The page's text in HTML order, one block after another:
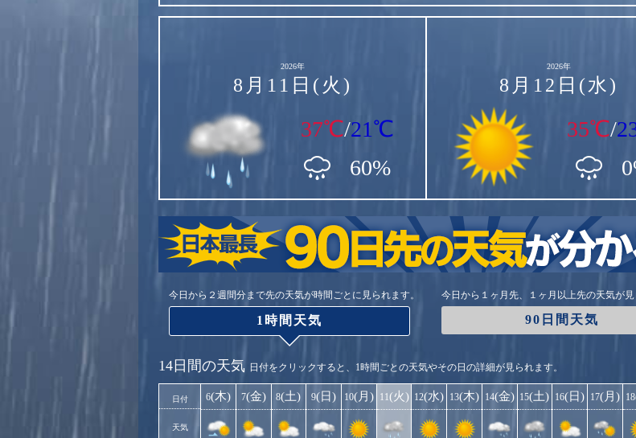
2026年
8月11日(火)
37℃/21℃
60%
2026年
8月12日(水)
35℃/
今日から２週間分まで先の天気が時間ごとに見られます。
1時間天気
今日から１ヶ月先、１ヶ月以上先の天気が見
90日間天気
14日間の天気 日付をクリックすると、1時間ごとの天気やその日の詳細が見られます。
日付
天気
6(木) 7(金) 8(土) 9(日) 10(月) 11(火) 12(水) 13(木) 14(金) 15(土) 16(日) 17(月) 18